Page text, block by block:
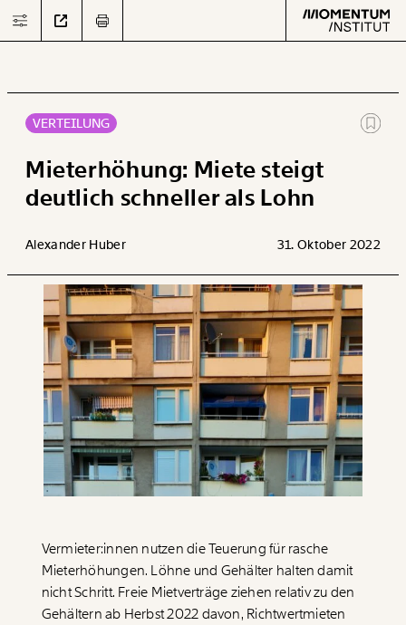
Arbeit
Verteilung
Klima
Datensätze
Paper der Woche
Projekte
Kürzungslandkarte
Erbschaftssteuer-Rechner
Koalitions-Kompass
Care-Rechner
Befristungs-Monitor
Über uns
Team
Text second
VERTEILUNG
Mieterhöhung: Miete steigt
deutlich schneller als Lohn
Alexander Huber 31. Oktober 2022
Vermieter:innen nutzen die Teuerung für rasche
Mieterhöhungen. Löhne und Gehälter halten damit
nicht Schritt. Freie Mietverträge ziehen relativ zu den
Gehältern ab Herbst 2022 davon, Richtwertmieten